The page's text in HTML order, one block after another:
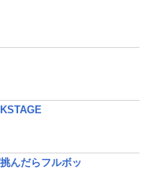
んだらフルボッ